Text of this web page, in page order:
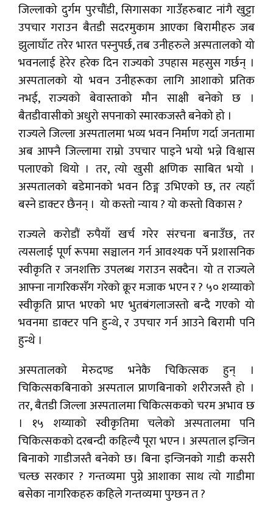
जिल्लाको दुर्गम पुरचौंडी, सिगासका गाउँहरुबाट नांगै खुट्टा
उपचार गराउन बैतडी सदरमुकाम आएका बिरामीहरु जब
झुलाघाँट तरेर भारत पस्नुपर्छ, तब उनीहरुले अस्पतालको यो
भवनलाई हेरेर हरेक दिन राज्यको उपहास महसुस गर्छन् ।
अस्पतालको यो भवन उनीहरूका लागि आशाको प्रतिक
नभई, राज्यको बेवास्ताको मौन साक्षी बनेको छ ।
बैतडीवासीको अधुरो सपनाको स्मारकजस्तै बनेको हो ।
राज्यले जिल्ला अस्पतालमा भव्य भवन निर्माण गर्दा जनतामा
अब आफ्नै जिल्लामा राम्रो उपचार पाइने भयो भन्ने विश्वास
पलाएको थियो । तर, त्यो खुसी क्षणिक साबित भयो ।
अस्पतालको बडेमानको भवन ठिङ्ग उभिएको छ, तर त्यहाँ
बस्ने डाक्टर छैनन् । यो कस्तो न्याय ? यो कस्तो विकास ?
राज्यले करोडौं रुपैयाँ खर्च गरेर संरचना बनाउँछ, तर
त्यसलाई पूर्ण रूपमा सञ्चालन गर्न आवश्यक पर्ने प्रशासनिक
स्वीकृति र जनशक्ति उपलब्ध गराउन सक्दैन। यो त राज्यले
आफ्ना नागरिकसँग गरेको क्रूर मजाक भएन र ? ५० शय्याको
स्वीकृति प्राप्त भएको भए भुतबंगलाजस्तो बन्दै गएको यो
भवनमा डाक्टर पनि हुन्थे, र उपचार गर्न आउने बिरामी पनि
हुन्थे ।
अस्पतालको मेरुदण्ड भनेकै चिकित्सक हुन् ।
चिकित्सकबिनाको अस्पताल प्राणबिनाको शरीरजस्तै हो ।
तर, बैतडी जिल्ला अस्पतालमा चिकित्सकको चरम अभाव छ
। १५ शय्याको स्वीकृतिमा चलेको अस्पतालमा पनि
चिकित्सकको दरबन्दी कहिल्यै पूरा भएन । अस्पताल इन्जिन
बिनाको गाडीजस्तै बनेको छ। बिना इन्जिनको गाडी कसरी
चल्छ सरकार ? गन्तव्यमा पुग्ने आशाका साथ त्यो गाडीमा
बसेका नागरिकहरु कहिले गन्तव्यमा पुग्छन त ?